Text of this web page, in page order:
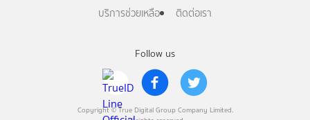
Follow us
Copyright © True Digital Group Company Limited.
บริการช่วยเหลือ
ติดต่อเรา